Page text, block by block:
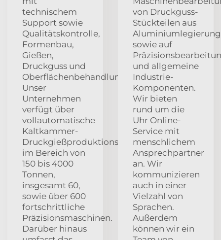
technischem
Support sowie
Qualitätskontrolle,
Formenbau,
Gießen,
Druckguss und
Oberflächenbehandlung.
Unser
Unternehmen
verfügt über
vollautomatische
Kaltkammer-
Druckgießproduktionslinien
im Bereich von
150 bis 4000
Tonnen,
insgesamt 60,
sowie über 600
fortschrittliche
Präzisionsmaschinen.
Darüber hinaus
von Druckguss-
Stückteilen aus
sowie auf
und allgemeine
Industrie-
Komponenten.
Wir bieten
rund um die
Uhr Online-
Service mit
menschlichem
Ansprechpartner
an. Wir
kommunizieren
auch in einer
Vielzahl von
Sprachen.
Außerdem
können wir ein